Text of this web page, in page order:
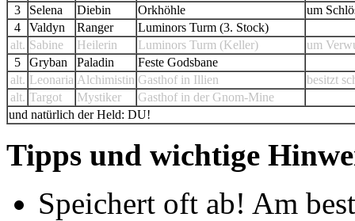
3
Selena Diebin Orkhöhle
um
4
Valdyn Ranger
Luminors Turm (3. Stock)
alt. Sabine Heilerin Luminors Turm (Keller)
um
5
Gryban Paladin
Feste Godsbane
alt. Leonaria Alchimistin Gasthof in Illien
besitzt
alt. Targot Mystiker
Gasthof in der Gnom-Mine
und natürlich der Held: DU!
Tipps und wichtige
Speichert oft ab! Am